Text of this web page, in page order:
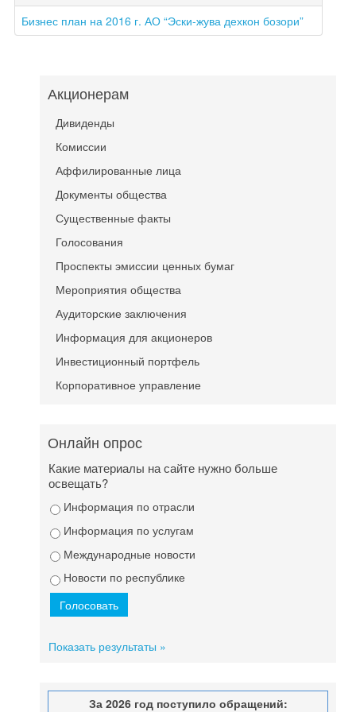
Бизнес план на 2016 г. АО “Эски-жува дехкон бозори”
Акционерам
Дивиденды
Комиссии
Аффилированные лица
Документы общества
Существенные факты
Голосования
Проспекты эмиссии ценных бумаг
Мероприятия общества
Аудиторские заключения
Информация для акционеров
Инвестиционный портфель
Корпоративное управление
Онлайн опрос
Какие материалы на сайте нужно больше
освещать?
Информация по отрасли
Информация по услугам
Международные новости
Новости по республике
Показать результаты »
За 2026 год поступило обращений: